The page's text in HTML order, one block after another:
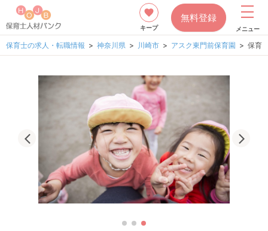
キープ
無料登録
メニュー
保育士の求人・転職情報 神奈川県 川崎市 アスク東門前保育園 保育